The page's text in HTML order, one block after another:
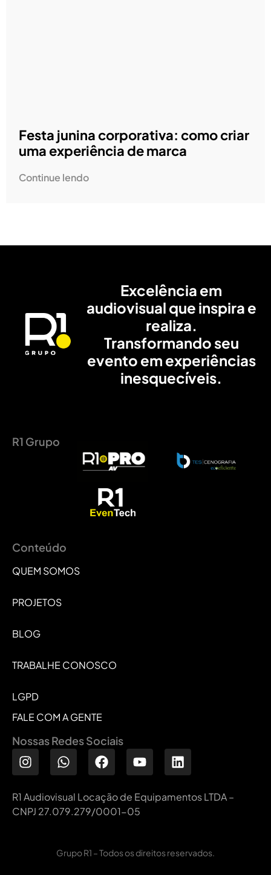
Festa junina corporativa: como criar
uma experiência de marca
Continue lendo
Excelência em
audiovisual que inspira e
realiza.
Transformando seu
evento em experiências
inesquecíveis.
R1 Grupo
Conteúdo
QUEM SOMOS
PROJETOS
BLOG
TRABALHE CONOSCO
LGPD
FALE COM A GENTE
Nossas Redes Sociais
R1 Audiovisual Locação de Equipamentos LTDA –
CNPJ 27.079.279/0001-05
Grupo R1 – Todos os direitos reservados.